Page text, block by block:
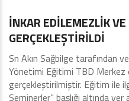
İNKAR EDİLEMEZLİK
GERÇEKLEŞTİRİLDİ
Sn Akın Sağbilge tarafından
Yönetimi Eğitimi TBD
gerçekleştirilmiştir. Eğitim ile
Seminerler” başlığı altında yer